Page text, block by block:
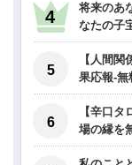
将来のあ
なたの子
【人間
果応報-無
【辛口
場の縁を